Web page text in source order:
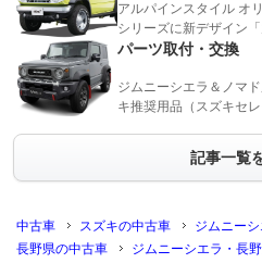
アルパインスタイル オ
シリーズに新デザイン
パーツ取付・交換
ジムニーシエラ＆ノマ
キ推奨用品（スズキセ
記事一覧
中古車 スズキの中古車 ジムニー
長野県の中古車
ジムニーシエラ・長